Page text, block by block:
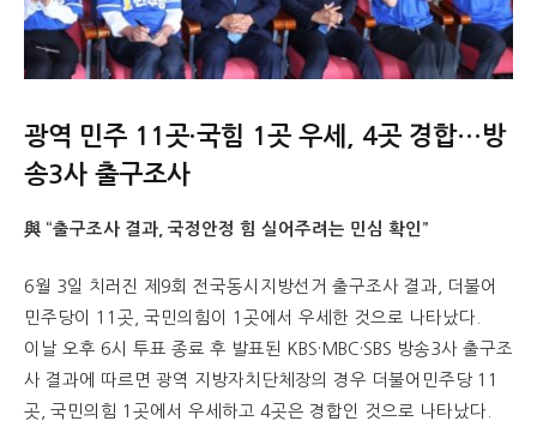
광역 민주 11곳·국힘 1곳 우세, 4곳 경합…방
송3사 출구조사
與 “출구조사 결과, 국정안정 힘 실어주려는 민심 확인”
6월 3일 치러진 제9회 전국동시지방선거 출구조사 결과, 더불어
민주당이 11곳, 국민의힘이 1곳에서 우세한 것으로 나타났다.
이날 오후 6시 투표 종료 후 발표된 KBS·MBC·SBS 방송3사 출구조
사 결과에 따르면 광역 지방자치단체장의 경우 더불어민주당 11
곳, 국민의힘 1곳에서 우세하고 4곳은 경합인 것으로 나타났다.